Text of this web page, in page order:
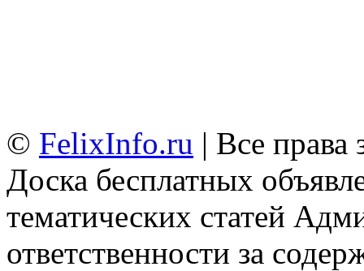
© FelixInfo.ru | Все
Доска бесплатных
тематических статей
ответственности за